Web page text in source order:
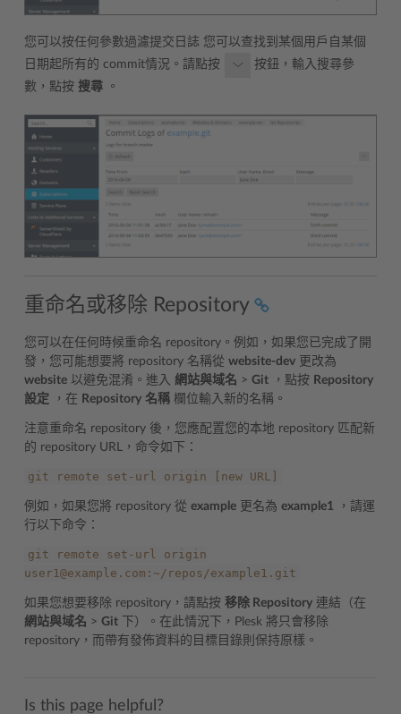
您可以按任何參數過濾提交日誌 您可以查找到某個用戶自某個
日期起所有的 commit情況。請點按
按鈕，輸入搜尋參
數，點按 搜尋 。
重命名或移除 Repository
您可以在任何時候重命名 repository。例如，如果您已完成了開
發，您可能想要將 repository 名稱從 website-dev 更改為
website 以避免混淆。進入 網站與域名 > Git ，點按 Repository
設定 ，在 Repository 名稱 欄位輸入新的名稱。
注意重命名 repository 後，您應配置您的本地 repository 匹配新
的 repository URL，命令如下：
git remote set-url origin [new URL]
例如，如果您將 repository 從 example 更名為 example1
，請運
行以下命令：
git remote set-url
origin
user1@example.com:~/repos/example1.git
如果您想要移除 repository，請點按 移除 Repository 連結（在
網站與域名 > Git 下）。在此情況下，Plesk 將只會移除
repository，而帶有發佈資料的目標目錄則保持原樣。
Is this page helpful?